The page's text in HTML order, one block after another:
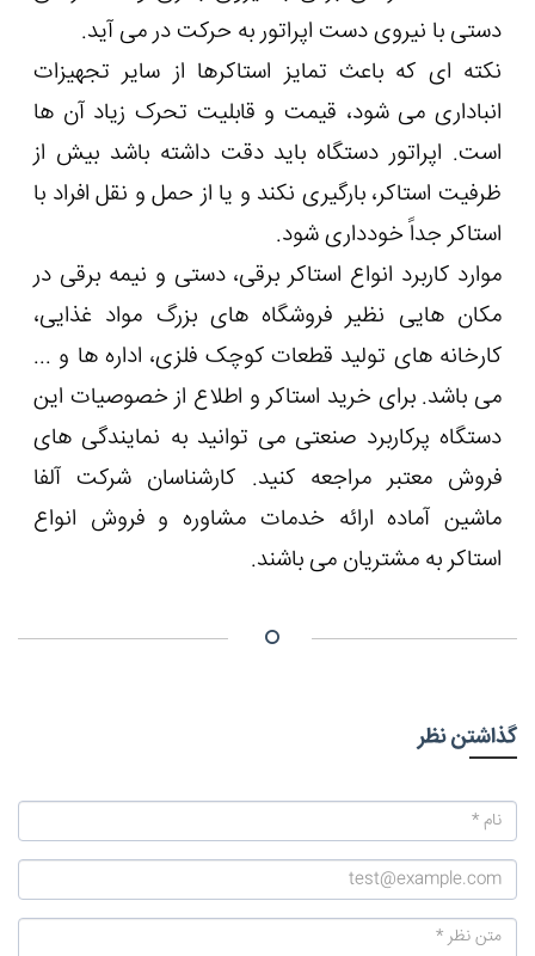
دستی با نیروی دست اپراتور به حرکت در می آید.
نکته ای که باعث تمایز استاکرها از سایر تجهیزات
انباداری می شود، قیمت و قابلیت تحرک زیاد آن ها
است. اپراتور دستگاه باید دقت داشته باشد بیش از
ظرفیت استاکر، بارگیری نکند و یا از حمل و نقل افراد با
استاکر جداً خودداری شود.
موارد کاربرد انواع استاکر برقی، دستی و نیمه برقی در
مکان هایی نظیر فروشگاه های بزرگ مواد غذایی،
کارخانه های تولید قطعات کوچک فلزی، اداره ها و ...
می باشد. برای خرید استاکر و اطلاع از خصوصیات این
دستگاه پرکاربرد صنعتی می توانید به نمایندگی های
فروش معتبر مراجعه کنید. کارشناسان شرکت آلفا
ماشین آماده ارائه خدمات مشاوره و فروش انواع
استاکر به مشتریان می باشند.
گذاشتن نظر